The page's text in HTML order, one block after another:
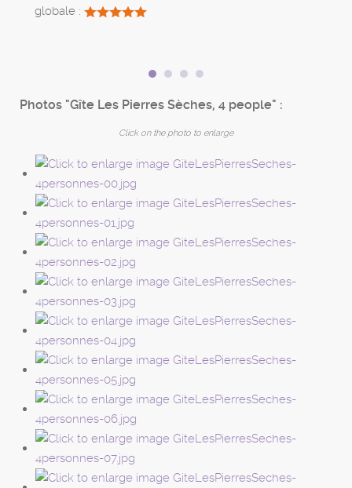
globale :
Photos "Gîte Les Pierres Sèches, 4 people" :
Click on the photo to enlarge